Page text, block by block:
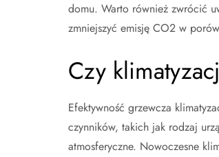
domu. Warto również zwrócić
zmniejszyć emisję CO2 w
Czy
Efektywność grzewcza
czynników, takich jak rodzaj
atmosferyczne. Nowoczesne